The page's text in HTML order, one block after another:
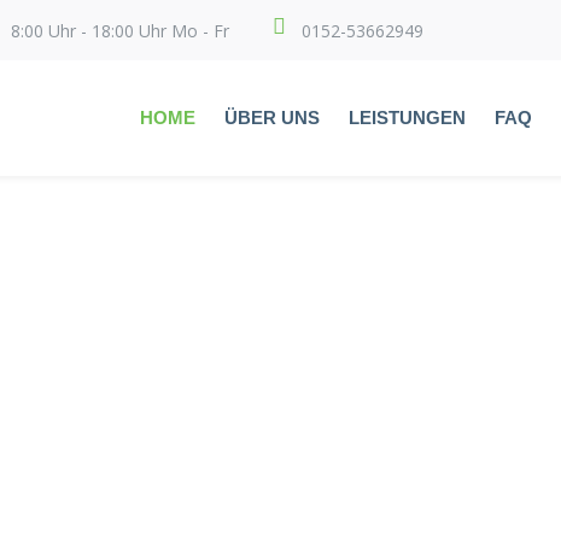
8:00 Uhr - 18:00 Uhr Mo - Fr 0152-53662949
HOME ÜBER UNS LEISTUNGEN FAQ